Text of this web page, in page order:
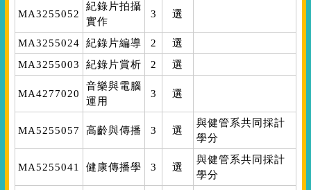
MA3255052
紀錄片拍攝
實作
3 選
MA3255024 紀錄片編導 2
選
MA3255003
紀錄片賞析 2 選
MA4277020
音樂與電腦
運用
3 選
MA5255057 高齡與傳播 3 選
與健管系共同採計
學分
MA5255041 健康傳播學 3 選
與健管系共同採計
學分